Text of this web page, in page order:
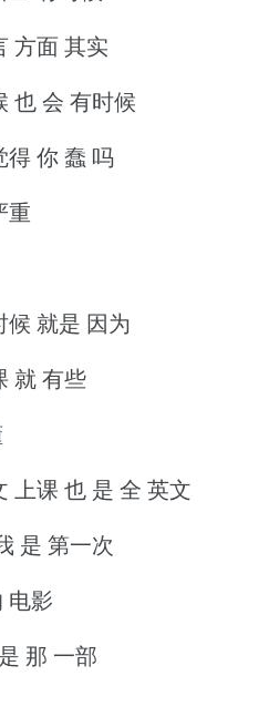
方面 其实
也 会 有时候
得 你 蠢 吗
重
候 就是 因为
就 有些
上课 也 是 全 英文
是 第一次
电影
那 一部